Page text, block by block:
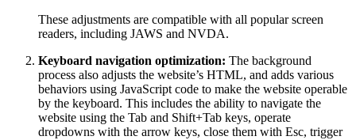
These adjustments are compatible with all popular screen
readers, including JAWS and NVDA.
Keyboard navigation optimization: The background
process also adjusts the website’s HTML, and adds various
behaviors using JavaScript code to make the website operable
by the keyboard. This includes the ability to navigate the
website using the Tab and Shift+Tab keys, operate
dropdowns with the arrow keys, close them with Esc, trigger